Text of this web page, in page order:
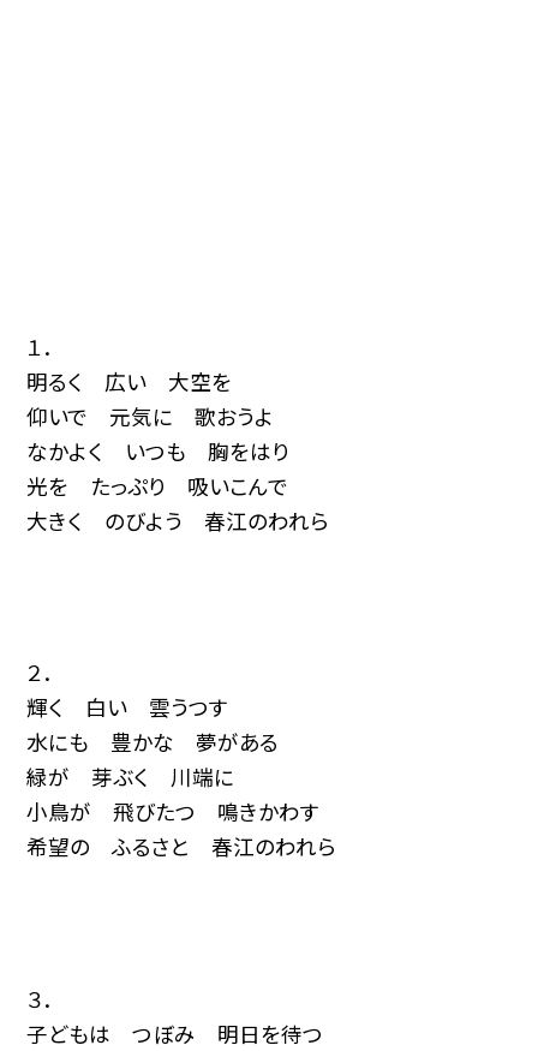
１．
明るく 広い 大空を
仰いで 元気に 歌おうよ
なかよく いつも 胸をはり
光を たっぷり 吸いこんで
大きく のびよう 春江のわれら
２．
輝く 白い 雲うつす
水にも 豊かな 夢がある
緑が 芽ぶく 川端に
小鳥が 飛びたつ 鳴きかわす
希望の ふるさと 春江のわれら
３．
子どもは つぼみ 明日を待つ